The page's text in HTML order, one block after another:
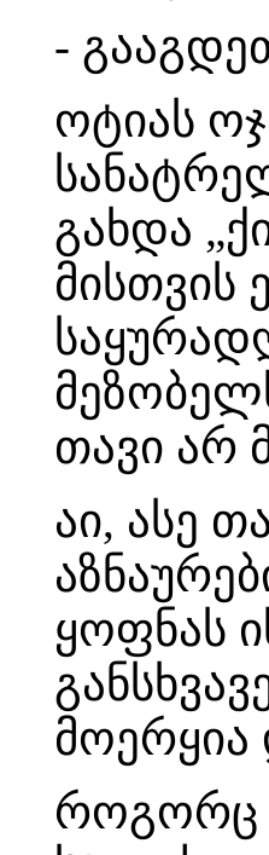
-
ოტიას
გახდა
მისთვის
თავი არ
აი, ასე
ყოფნას
მოერყია
როგორც